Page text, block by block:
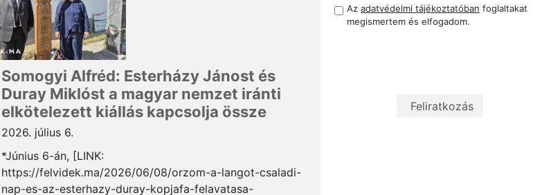
Somogyi Alfréd: Esterházy Jánost és
Duray Miklóst a magyar nemzet iránti
elkötelezett kiállás kapcsolja össze
2026. július 6.
*Június 6-án, [LINK:
https://felvidek.ma/2026/06/08/orzom-a-langot-csaladi-
nap-es-az-esterhazy-duray-kopjafa-felavatasa-
Az adatvédelmi tájékoztatóban foglaltakat
megismertem és elfogadom.